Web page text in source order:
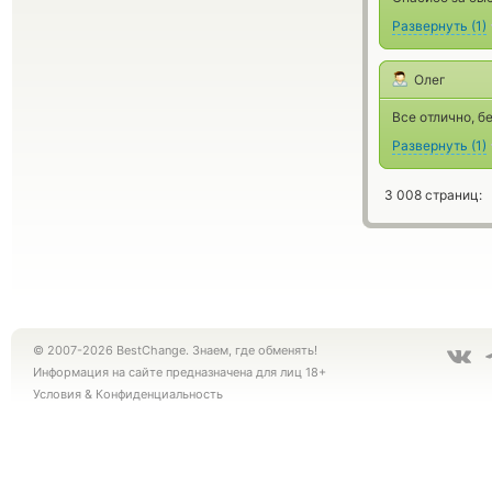
Развернуть (1)
Олег
Все отлично,
Развернуть (1)
3 008 страниц:
© 2007-2026 BestChange. Знаем, где обменять!
Информация на сайте предназначена для лиц 18+
Условия & Конфиденциальность